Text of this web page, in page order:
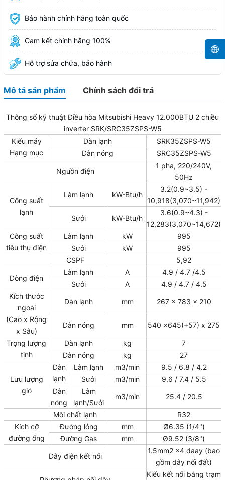
Bảo hành chính hãng toàn quốc
Cam kết chính hãng 100%
Hỗ trợ sửa chữa, bảo hành
Mô tả sản phẩm Chính sách đổi trả
Thông số kỹ thuật Điều hòa Mitsubishi Heavy 12.000BTU 2 chiều
inverter SRK/SRC35ZSPS-W5
Kiểu máy
Hạng mục
Dàn lạnh
SRK35ZSPS-W5
Dàn nóng
SRC35ZSPS-W5
Nguồn điện
1 pha, 220/240V,
50Hz
Công suất
lạnh
Làm lạnh kW-Btu/h
3.2(0.9~3.5) -
10,918(3,070~11,942)
Sưởi kW-Btu/h
3.6(0.9~4.3) -
12,283(3,070~14,672)
Công suất
tiêu thụ điện
Làm lạnh kW
995
Sưởi
kW
995
CSPF
5,92
Dòng điện
Làm lạnh A
4.9 / 4.7 /4.5
Sưởi
A
4.9 / 4.7 / 4.5
Kích thước
ngoài
(Cao x Rộng
x Sâu)
Dàn lạnh mm 267 x 783 x 210
Dàn nóng mm 540 x645(+57) x 275
Trọng lượng
tịnh
Dàn lạnh kg
7
Dàn nóng
kg 27
Lưu lượng
gió
Dàn
lạnh
Làm lạnh m3/min
9.5 / 6.8 / 4.2
Sưởi
m3/min
9.6 / 7.4 / 5.5
Dàn
nóng
Làm
lạnh/Sưởi
m3/min 25.4 / 20.5
Môi chất lạnh
R32
Kích cỡ
đường ống
Đường lỏng mm
Ø6.35 (1/4")
Đường Gas
mm Ø9.52 (3/8")
Dây điện kết nối
1.5mm2 x4 daay (bao
gồm dây nối đất)
Kiểu kết nối bằng trạm